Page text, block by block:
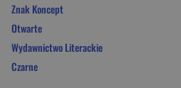
Znak Koncept
Otwarte
Wydawnictwo Literackie
Czarne